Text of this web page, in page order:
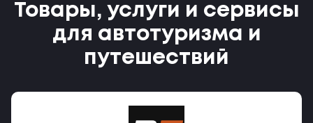
Товары, услуги и сервисы
для автотуризма и
путешествий